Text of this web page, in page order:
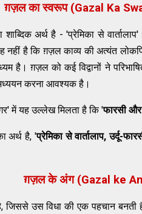
ग़ज़ल का स्वरूप (Gazal Ka
अर्थ है - 'प्रेमिका से
नहीं है कि ग़ज़ल काव्य की अत्यंत
है। ग़ज़ल को कई विद्वानों ने
करना आवश्यक है।
में यह उल्लेख मिलता है कि 'फारसी और
अर्थ है, 'प्रेमिका से वार्तालाप, उर्दू-
ग़ज़ल के अंग (Gazal ke
जिससे उस विधा की एक पहचान